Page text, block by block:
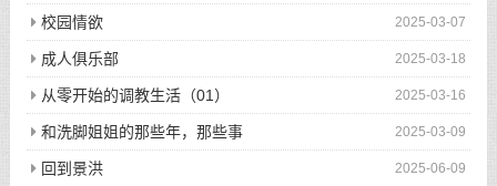
2025-03-07
校园情欲
2025-03-18
成人俱乐部
2025-03-16
从零开始的调教生活（01）
2025-03-09
和洗脚姐姐的那些年，那些事
2025-06-09
回到景洪